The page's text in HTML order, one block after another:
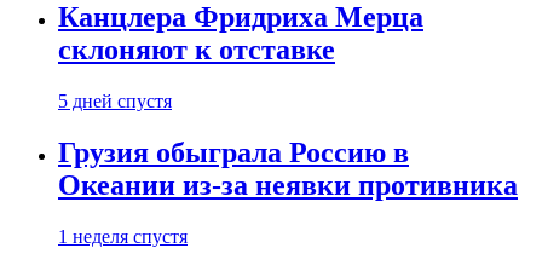
Канцлера Фридриха Мерца
склоняют к отставке
5 дней спустя
Грузия обыграла Россию в
Океании из-за неявки противника
1 неделя спустя